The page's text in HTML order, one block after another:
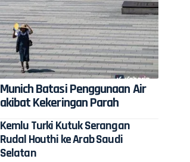
Munich Batasi Penggunaan Air
akibat Kekeringan Parah
Kemlu Turki Kutuk Serangan
Rudal Houthi ke Arab Saudi
Selatan